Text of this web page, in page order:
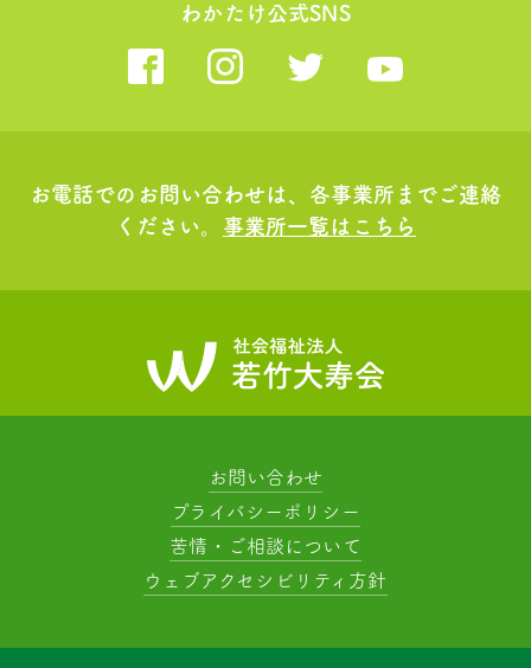
わかたけ公式SNS
お電話でのお問い合わせは、各事業所までご連絡
ください。 事業所一覧はこちら
お問い合わせ
プライバシーポリシー
苦情・ご相談について
ウェブアクセシビリティ方針